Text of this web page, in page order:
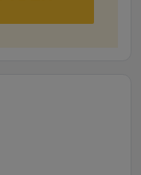
na vlasy a